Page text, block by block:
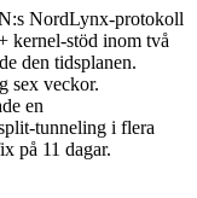
NordLynx-protokoll
kernel-stöd inom två
den tidsplanen.
sex veckor.
en
tunneling i flera
på 11 dagar.